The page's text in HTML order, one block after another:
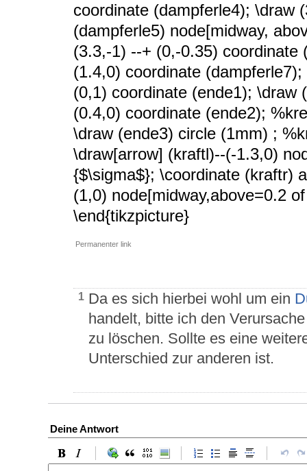
coordinate (dampferle4); \draw
(dampferle5) node[midway,
(3.3,-1) --+ (0,-0.35)
(1.4,0) coordinate
(0,1) coordinate (ende1); \draw
(0.4,0) coordinate (ende2);
\draw (ende3) circle (1mm) ;
\draw[arrow] (kraftl)--(-1.3,0)
{$\sigma$}; \coordinate (kraftr)
(1,0) node[midway,above=0.2
\end{tikzpicture}
Permanenter link
1 Da es sich hierbei wohl um ein
handelt, bitte ich den
zu löschen. Sollte es eine
Unterschied zur anderen ist.
Deine Antwort